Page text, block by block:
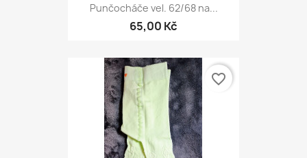
Punčocháče vel. 62/68 na...
65,00 Kč
favorite_border